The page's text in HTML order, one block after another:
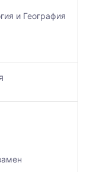
и География